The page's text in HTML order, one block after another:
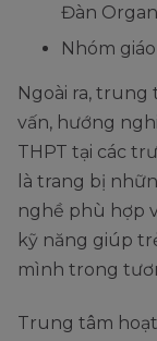
Đàn
Nhóm
Ngoài ra,
vấn, hướng
THPT tại các
là trang bị
nghề phù hợp
kỹ năng giúp
mình trong
Trung tâm